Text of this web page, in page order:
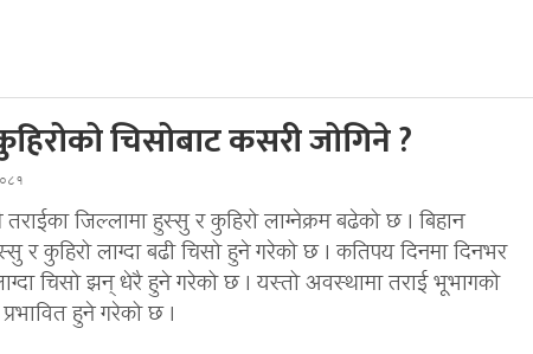
चिसोबाट कसरी जोगिने ?
जिल्लामा हुस्सु र कुहिरो लाग्नेक्रम बढेको छ । बिहान
र कुहिरो लाग्दा बढी चिसो हुने गरेको छ । कतिपय दिनमा दिनभर
चिसो झन् धेरै हुने गरेको छ । यस्तो अवस्थामा तराई भूभागको
हुने गरेको छ ।